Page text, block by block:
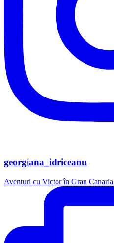
georgiana_idriceanu
Aventuri cu Victor în Gran